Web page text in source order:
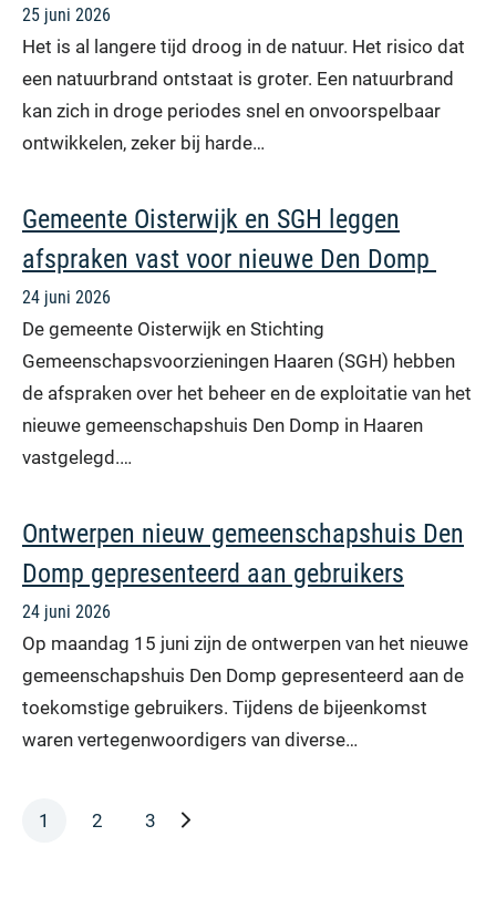
25 juni 2026
Het is al langere tijd droog in de natuur. Het risico dat
een natuurbrand ontstaat is groter. Een natuurbrand
kan zich in droge periodes snel en onvoorspelbaar
ontwikkelen, zeker bij harde…
Gemeente Oisterwijk en SGH leggen
afspraken vast voor nieuwe Den Domp
24 juni 2026
De gemeente Oisterwijk en Stichting
Gemeenschapsvoorzieningen Haaren (SGH) hebben
de afspraken over het beheer en de exploitatie van het
nieuwe gemeenschapshuis Den Domp in Haaren
vastgelegd.…
Ontwerpen nieuw gemeenschapshuis Den
Domp gepresenteerd aan gebruikers
24 juni 2026
Op maandag 15 juni zijn de ontwerpen van het nieuwe
gemeenschapshuis Den Domp gepresenteerd aan de
toekomstige gebruikers. Tijdens de bijeenkomst
waren vertegenwoordigers van diverse…
1 2 3 volgende pagina